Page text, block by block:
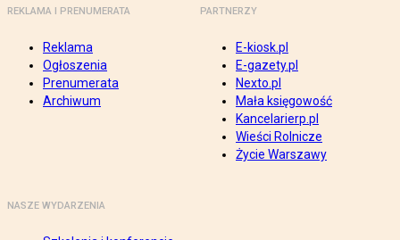
REKLAMA I PRENUMERATA
Reklama
Ogłoszenia
Prenumerata
Archiwum
PARTNERZY
E-kiosk.pl
E-gazety.pl
Nexto.pl
Mała księgowość
Kancelarierp.pl
Wieści Rolnicze
Życie Warszawy
NASZE WYDARZENIA